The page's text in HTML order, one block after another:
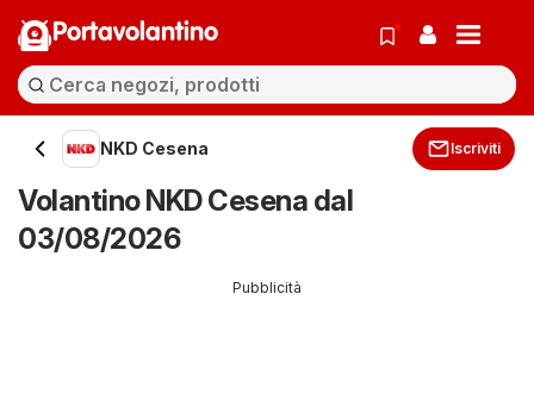
Portavolantino
NKD Cesena Iscriviti
Volantino NKD Cesena dal
03/08/2026
Pubblicità